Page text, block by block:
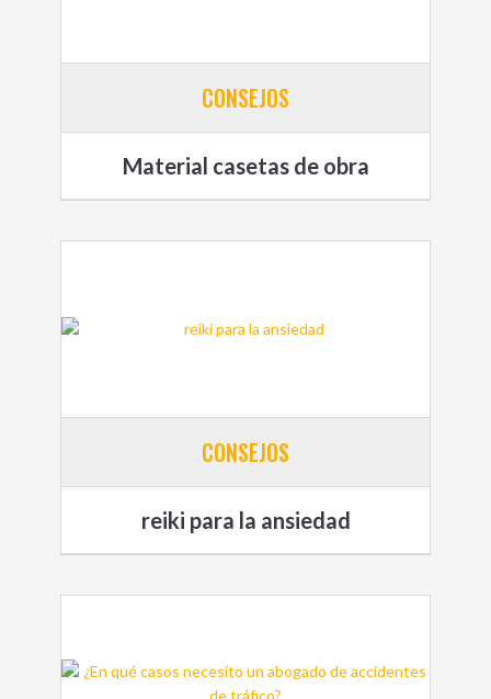
CONSEJOS
Material casetas de obra
CONSEJOS
reiki para la ansiedad